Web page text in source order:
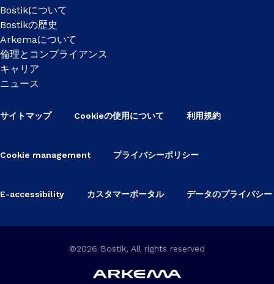
Bostikについて
Bostikの歴史
Arkemaについて
倫理とコンプライアンス
キャリア
ニュース
サイトマップ Cookieの使用について 利用規約
Cookie management プライバシーポリシー
E-accessibility カスタマーポータル データのプライバシー
©2026 Bostik, All rights reserved